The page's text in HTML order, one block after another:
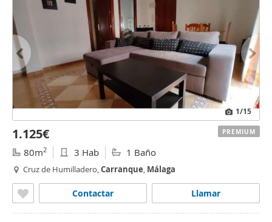
1/15
1.125€
80m2 3 Hab 1 Baño
Cruz de Humilladero,Carranque, Málaga
Llamar
Contactar
PREMIUM